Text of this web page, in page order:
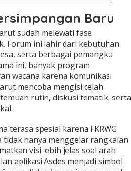
Baru
sudah melewati fase
Forum ini lahir dari kebutuhan
serta berbagai pemangku
ini, banyak program
wacana karena komunikasi
mencoba mengisi celah
rutin, diskusi tematik, serta
terasa spesial karena FKRWG
tidak hanya menggelar rangkaian
visi lebih jelas soal arah
aplikasi Asdes menjadi simbol